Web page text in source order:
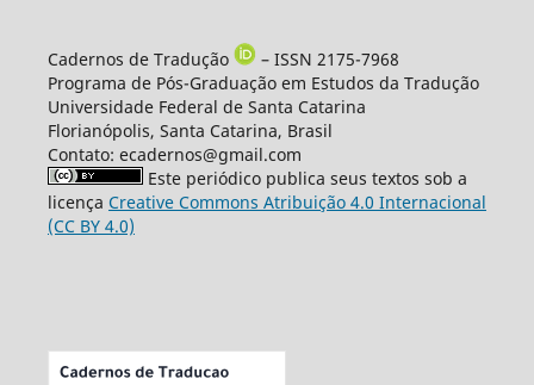
Cadernos de Tradução
– ISSN 2175-7968
Programa de Pós-Graduação em Estudos da Tradução
Universidade Federal de Santa Catarina
Florianópolis, Santa Catarina, Brasil
Contato: ecadernos@gmail.com
Este periódico publica seus textos sob a
licença Creative Commons Atribuição 4.0 Internacional
(CC BY 4.0)